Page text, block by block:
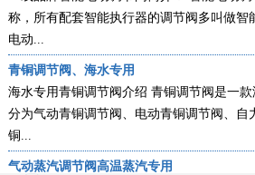
称，所有配套智能执行器的调节阀多叫做智
电动...
青铜调节阀、海水专用
海水专用青铜调节阀介绍 青铜调节阀是一
分为气动青铜调节阀、电动青铜调节阀、自
铜...
气动蒸汽调节阀高温蒸汽专用